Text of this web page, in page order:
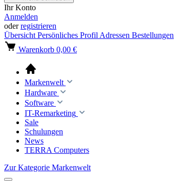
Ihr Konto
Anmelden
oderregistrieren
Übersicht Persönliches Profil Adressen Bestellungen
Warenkorb 0,00 €
Markenwelt
Hardware
Software
IT-Remarketing
Sale
Schulungen
News
TERRA Computers
Zur Kategorie Markenwelt